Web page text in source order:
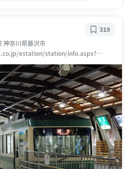
神奈川県藤沢市
estation/station/info.aspx?
319